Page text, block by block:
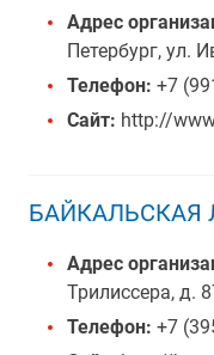
Адрес
Петербург, ул.
Телефон: +7
Сайт: http://
БАЙКАЛЬСКАЯ
Адрес
Трилиссера, д.
Телефон: +7